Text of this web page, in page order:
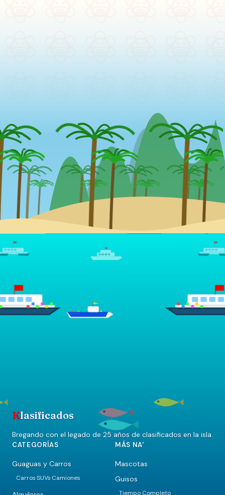
Klasificados
Bregando con el legado de 25 años de clasificados en la isla.
CATEGORÍAS
Guaguas y Carros
Carros·SUVs·Camiones
MÁS NA'
Mascotas
Guisos
Tiempo Completo